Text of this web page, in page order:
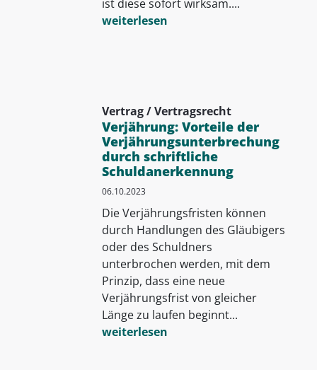
ist diese sofort wirksam....
weiterlesen
Vertrag / Vertragsrecht
Verjährung: Vorteile der
Verjährungsunterbrechung
durch schriftliche
Schuldanerkennung
06.10.2023
Die Verjährungsfristen können
durch Handlungen des Gläubigers
oder des Schuldners
unterbrochen werden, mit dem
Prinzip, dass eine neue
Verjährungsfrist von gleicher
Länge zu laufen beginnt...
weiterlesen